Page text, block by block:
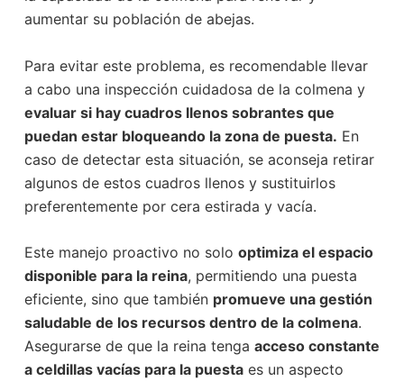
aumentar su población de abejas.
Para evitar este problema, es recomendable llevar
a cabo una inspección cuidadosa de la colmena y
evaluar si hay cuadros llenos sobrantes que
puedan estar bloqueando la zona de puesta. En
caso de detectar esta situación, se aconseja retirar
algunos de estos cuadros llenos y sustituirlos
preferentemente por cera estirada y vacía.
Este manejo proactivo no solo optimiza el espacio
disponible para la reina, permitiendo una puesta
eficiente, sino que también promueve una gestión
saludable de los recursos dentro de la colmena.
Asegurarse de que la reina tenga acceso constante
a celdillas vacías para la puestaes un aspecto